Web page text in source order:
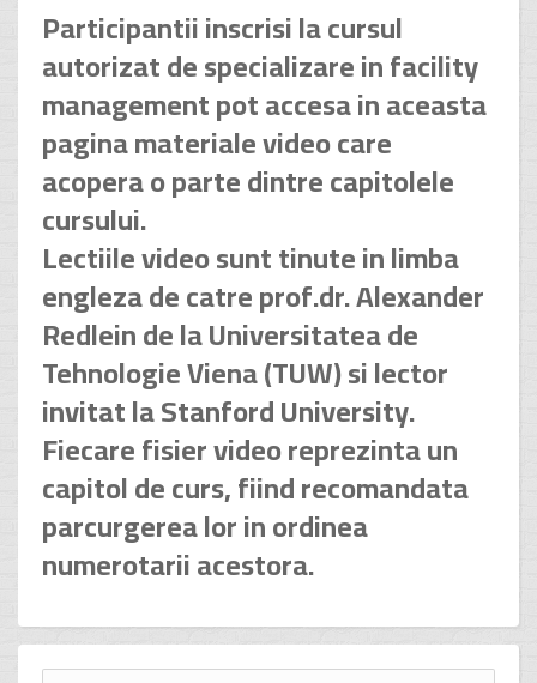
Participantii inscrisi la cursul
autorizat de specializare in facility
management pot accesa in aceasta
pagina materiale video care
acopera o parte dintre capitolele
cursului.
Lectiile video sunt tinute in limba
engleza de catre prof.dr. Alexander
Redlein de la Universitatea de
Tehnologie Viena (TUW) si lector
invitat la Stanford University.
Fiecare fisier video reprezinta un
capitol de curs, fiind recomandata
parcurgerea lor in ordinea
numerotarii acestora.